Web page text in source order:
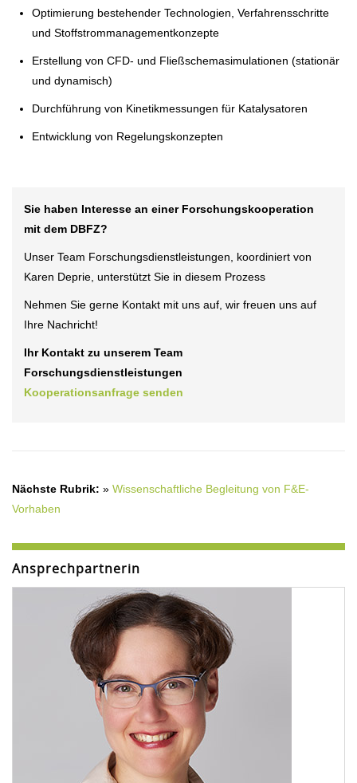
Optimierung bestehender Technologien, Verfahrensschritte
und Stoffstrommanagementkonzepte
Erstellung von CFD- und Fließschemasimulationen (stationär
und dynamisch)
Durchführung von Kinetikmessungen für Katalysatoren
Entwicklung von Regelungskonzepten
Sie haben Interesse an einer Forschungskooperation
mit dem DBFZ?
Unser Team Forschungsdienstleistungen, koordiniert von
Karen Deprie, unterstützt Sie in diesem Prozess
Nehmen Sie gerne Kontakt mit uns auf, wir freuen uns auf
Ihre Nachricht!
Ihr Kontakt zu unserem Team
Forschungsdienstleistungen
Kooperationsanfrage senden
Nächste Rubrik: » Wissenschaftliche Begleitung von F&E-
Vorhaben
Ansprechpartnerin